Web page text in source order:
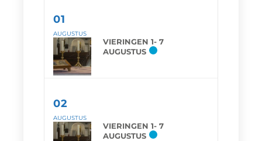
01
AUGUSTUS
VIERINGEN 1- 7
AUGUSTUS
02
AUGUSTUS
VIERINGEN 1- 7
AUGUSTUS